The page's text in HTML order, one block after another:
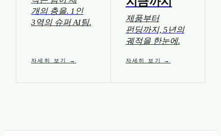
개의 층을. 1인
3역의 슈퍼 AI팀.
자세히 보기 →
제품부터
펀딩까지, 5년의
궤적을 한눈에.
자세히 보기 →